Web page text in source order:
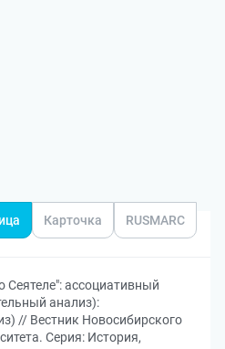
Карточка RUSMARC
Сеятеле": ассоциативный
анализ):
// Вестник Новосибирского
Серия: История,